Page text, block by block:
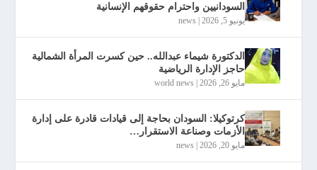
السودانيين واحترام حقوقهم الإنسانية
يونيو 5, 2026 |
news
الدكتورة شيماء عبدالله.. حين كسرت المرأة الشمالية
حاجز الإدارة الرياضية
مايو 26, 2026 |
world news
كرتوكيلا: السودان بحاجة إلى قيادات قادرة على إدارة
الأزمات وصناعة الاستقرار…
مايو 20, 2026 |
news